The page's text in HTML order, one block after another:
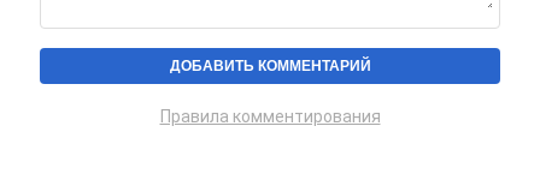
Правила комментирования